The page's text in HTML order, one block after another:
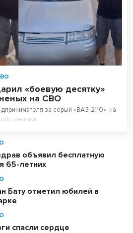
«боевую десятку»
на СВО
за серый «ВАЗ-2110», на
объявил бесплатную
65-летних
Бату отметил юбилей в
спасли сердце